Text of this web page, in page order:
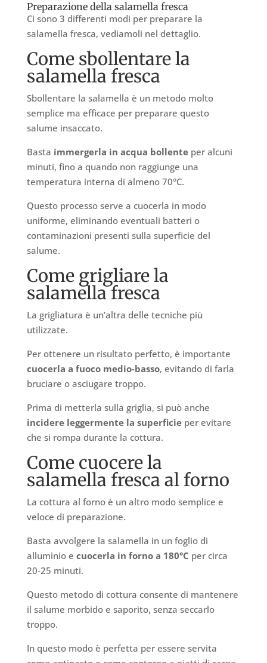
Preparazione della salamella fresca
Ci sono 3 differenti modi per preparare la
salamella fresca, vediamoli nel dettaglio.
Come sbollentare la
salamella fresca
Sbollentare la salamella è un metodo molto
semplice ma efficace per preparare questo
salume insaccato.
Basta immergerla in acqua bollenteper alcuni
minuti, fino a quando non raggiunge una
temperatura interna di almeno 70°C.
Questo processo serve a cuocerla in modo
uniforme, eliminando eventuali batteri o
contaminazioni presenti sulla superficie del
salume.
Come grigliare la
salamella fresca
La grigliatura è un’altra delle tecniche più
utilizzate.
Per ottenere un risultato perfetto, è importante
cuocerla a fuoco medio-basso, evitando di farla
bruciare o asciugare troppo.
Prima di metterla sulla griglia, si può anche
incidere leggermente la superficieper evitare
che si rompa durante la cottura.
Come cuocere la
salamella fresca al forno
La cottura al forno è un altro modo semplice e
veloce di preparazione.
Basta avvolgere la salamella in un foglio di
alluminio e cuocerla in forno a 180°C per circa
20-25 minuti.
Questo metodo di cottura consente di mantenere
il salume morbido e saporito, senza seccarlo
troppo.
In questo modo è perfetta per essere servita